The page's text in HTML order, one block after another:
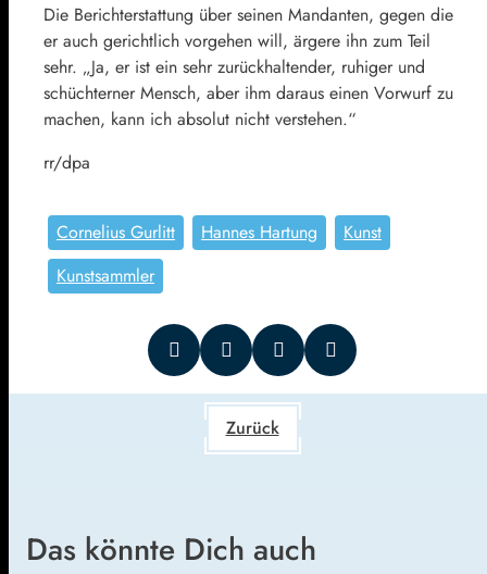
Die Berichterstattung über seinen Mandanten, gegen die
er auch gerichtlich vorgehen will, ärgere ihn zum Teil
sehr. „Ja, er ist ein sehr zurückhaltender, ruhiger und
schüchterner Mensch, aber ihm daraus einen Vorwurf zu
machen, kann ich absolut nicht verstehen.“
rr/dpa
Cornelius Gurlitt Hannes Hartung
Kunst
Kunstsammler
Zurück
Das könnte Dich auch